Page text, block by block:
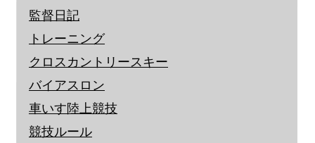
監督日記
トレーニング
クロスカントリースキー
バイアスロン
車いす陸上競技
競技ルール